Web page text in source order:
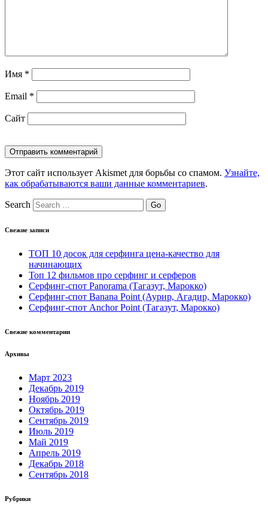
Имя *
Email *
Сайт
Этот сайт использует Akismet для борьбы со спамом. Узнайте,
как обрабатываются ваши данные комментариев.
Search
Свежие записи
ТОП 10 досок для серфинга цена-качество для
начинающих
Топ 12 фильмов про серфинг и серферов
Серфинг-спот Panorama (Тагазут, Марокко)
Серфинг-спот Banana Point (Аурир, Агадир, Марокко)
Серфинг-спот Anchor Point (Тагазут, Марокко)
Свежие комментарии
Архивы
Март 2023
Декабрь 2019
Ноябрь 2019
Октябрь 2019
Сентябрь 2019
Июль 2019
Май 2019
Апрель 2019
Декабрь 2018
Сентябрь 2018
Рубрики